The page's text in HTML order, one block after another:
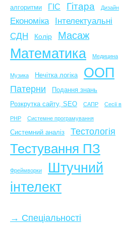
алгоритми
ГІС Гітара Дизайн
Економіка
Інтелектуальні
СДН
Колір Масаж
Математика Медицина
Музика Нечітка логіка ООП
Патерни
Подання знань
Розкрутка сайту, SEO
САПР Сесії в
PHP Системне програмування
Системний аналіз Тестологія
Тестування ПЗ
Фреймворки
Штучний
інтелект
→ Спеціальності